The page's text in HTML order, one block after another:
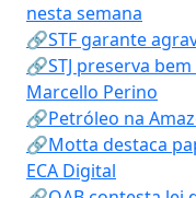
nesta semana
🔗STF garante
🔗STJ preserva
Marcello Perino
🔗Petróleo na
🔗Motta destaca
ECA Digital